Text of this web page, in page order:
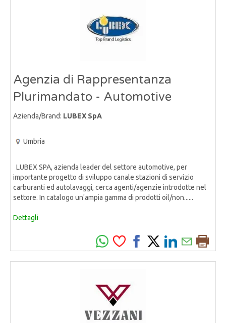
Agenzia di Rappresentanza
Plurimandato - Automotive
Azienda/Brand: LUBEX SpA
Umbria
LUBEX SPA, azienda leader del settore automotive, per
importante progetto di sviluppo canale stazioni di servizio
carburanti ed autolavaggi, cerca agenti/agenzie introdotte nel
settore. In catalogo un'ampia gamma di prodotti oil/non......
Dettagli